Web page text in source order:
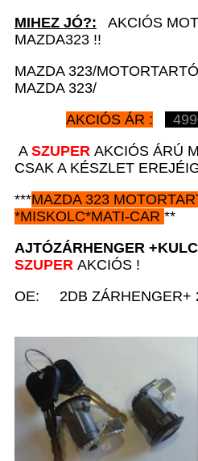
MIHEZ JÓ?: AKCIÓS
MAZDA323 !!
MAZDA 323/
MAZDA 323/
AKCIÓS ÁR :
A SZUPER AKCIÓS ÁRÚ
CSAK A KÉSZLET
***MAZDA 323
*MISKOLC*MATI-CAR **
AJTÓZÁRHENGER
SZUPER AKCIÓS !
OE: 2DB ZÁRHENGER+